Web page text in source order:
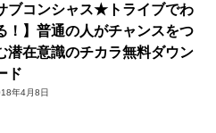
ブコンシャス★トライブでわ
！】普通の人がチャンスをつ
潜在意識のチカラ無料ダウン
ド
年4月8日